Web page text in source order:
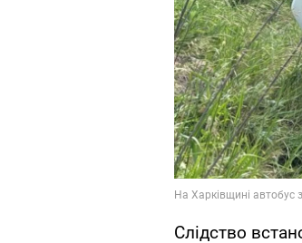
Слідство